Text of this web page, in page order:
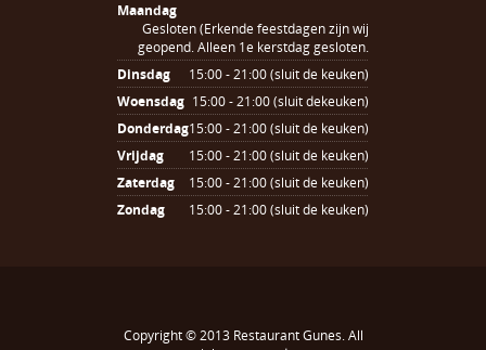
Maandag
Gesloten (Erkende feestdagen zijn wij
geopend. Alleen 1e kerstdag gesloten.
Dinsdag
15:00 - 21:00 (sluit de keuken)
Woensdag 15:00 - 21:00 (sluit dekeuken)
Donderdag15:00 - 21:00 (sluit de keuken)
Vrijdag
15:00 - 21:00 (sluit de keuken)
Zaterdag
15:00 - 21:00 (sluit de keuken)
Zondag
15:00 - 21:00 (sluit de keuken)
Copyright © 2013 Restaurant Gunes. All